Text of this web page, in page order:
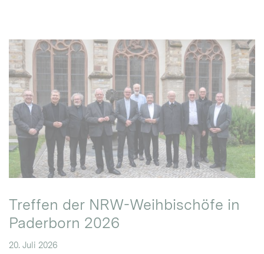
Treffen der NRW-Weihbischöfe in
Paderborn 2026
20. Juli 2026